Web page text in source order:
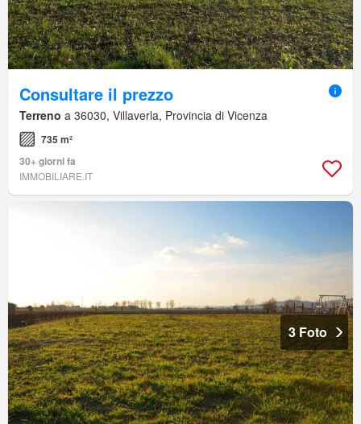
Consultare il prezzo
Terreno a 36030, Villaverla, Provincia di Vicenza
735 m²
30+ giorni fa
IMMOBILIARE.IT
3 Foto